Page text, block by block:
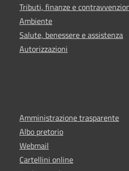
Tributi, finanze e
Ambiente
Salute, benessere e assistenza
Autorizzazioni
Amministrazione trasparente
Albo pretorio
Webmail
Cartellini online